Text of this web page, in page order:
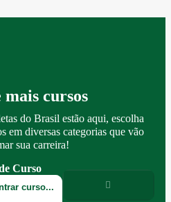
cursos
do Brasil estão aqui, escolha
em diversas categorias que vão
sua carreira!
Curso